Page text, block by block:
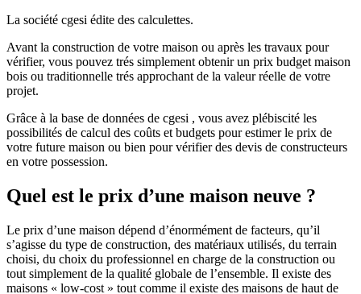
La société cgesi édite des calculettes.
Avant la construction de votre maison ou après les travaux pour
vérifier, vous pouvez trés simplement obtenir un prix budget maison
bois ou traditionnelle trés approchant de la valeur réelle de votre
projet.
Grâce à la base de données de cgesi , vous avez plébiscité les
possibilités de calcul des coûts et budgets pour estimer le prix de
votre future maison ou bien pour vérifier des devis de constructeurs
en votre possession.
Quel est le prix d’une maison neuve ?
Le prix d’une maison dépend d’énormément de facteurs, qu’il
s’agisse du type de construction, des matériaux utilisés, du terrain
choisi, du choix du professionnel en charge de la construction ou
tout simplement de la qualité globale de l’ensemble. Il existe des
maisons « low-cost » tout comme il existe des maisons de haut de